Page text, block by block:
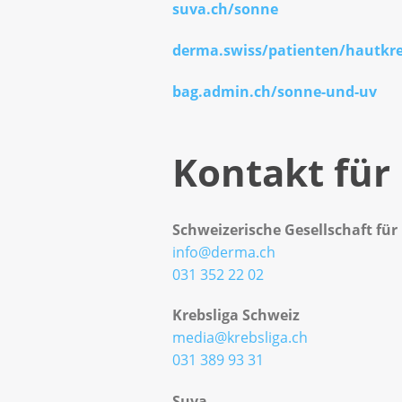
suva.ch/sonne
derma.swiss/patienten/
bag.admin.ch/sonne-und-uv
Kontakt für
Schweizerische Gesellschaft
info@derma.ch
031 352 22 02
Krebsliga Schweiz
media@krebsliga.ch
031 389 93 31